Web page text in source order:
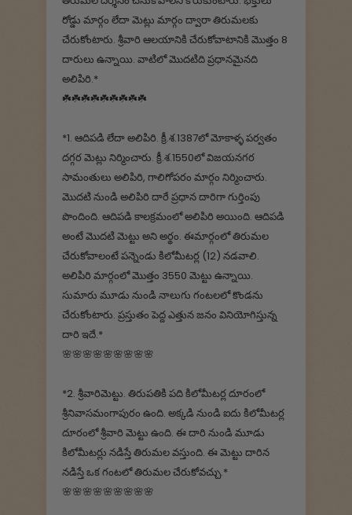
రోడ్డు మార్గం లేదా మెట్లు మార్గం ద్వారా తిరుమలకు
చేరుకోంటారు. శ్రీవారి ఆలయానికి చేరుకోవాటానికి మొత్తం 8
దారులు ఉన్నాయి. వాటిలో మొదటిది ప్రధానమైనది
అలిపిరి.*
☘️☘️☘️☘️☘️☘️☘️☘️☘️
*1. ఆదిపడి లేదా అలిపిరి. క్రీ.శ.1387లో మోకాళ్ళ పర్వతం
దగ్గర మెట్లు నిర్మించారు. క్రీ.శ.1550లో విజయనగర
సామంతులు అలిపిరి, గాలిగోపరం మార్గం నిర్మించారు.
మొదటి నుండి అలిపిరి దారే ప్రధాన దారిగా గుర్తింపు
పొందింది. ఆదిపడి కాలక్రమంలో అలిపిరి అయింది. ఆదిపడి
అంటే మొదటి మెట్టు అని అర్థం. ఈమార్గంలో తిరుమల
చేరుకోవాలంటే పన్నెండు కిలోమీటర్ల (12) నడవాలి.
అలిపిరి మార్గంలో మొత్తం 3550 మెట్టు ఉన్నాయి.
సుమారు మూడు నుండి నాలుగు గంటలలో కొండను
చేరుకోంటారు. ప్రస్తుతం పెద్ద ఎత్తున జనం వినియోగిస్తున్న
దారి ఇదే.*
🌸🌸🌸🌸🌸🌸🌸🌸🌸
*2. శ్రీవారిమెట్టు. తిరుపతికి పది కిలోమీటర్ల దూరంలో
శ్రీనివాసమంగాపురం ఉంది. అక్కడి నుండి ఐదు కిలోమీటర్ల
దూరంలో శ్రీవారి మెట్టు ఉంది. ఈ దారి నుండి మూడు
కిలోమీటర్లు నడిస్తే తిరుమల వస్తుంది. ఈ మెట్టు దారిన
నడిస్తే ఒక గంటలో తిరుమల చేరుకోవచ్చు.*
🌸🌸🌸🌸🌸🌸🌸🌸🌸